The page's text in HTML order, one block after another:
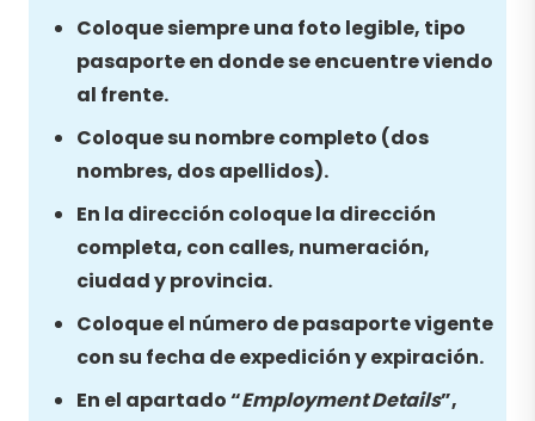
Coloque siempre una foto legible, tipo
pasaporte en donde se encuentre viendo
al frente.
Coloque su nombre completo (dos
nombres, dos apellidos).
En la dirección coloque la dirección
completa, con calles, numeración,
ciudad y provincia.
Coloque el número de pasaporte vigente
con su fecha de expedición y expiración.
En el apartado “Employment Details”,